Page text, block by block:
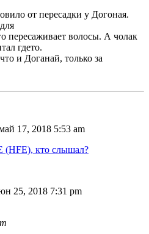
от пересадки у Догоная.
пересаживает волосы. А чолак
гдето.
и Доганай, только за
17, 2018 5:53 am
(HFE), кто слышал?
25, 2018 7:31 pm